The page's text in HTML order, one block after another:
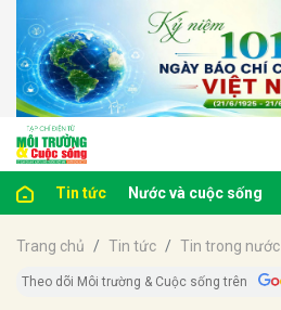
Tin tức Nước và cuộc sống
Trang chủ Tin tức Tin trong nước
Theo dõi Môi trường & Cuộc sống trên
luận